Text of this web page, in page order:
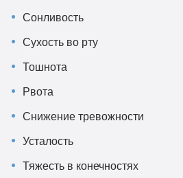
Сонливость
Сухость во рту
Тошнота
Рвота
Снижение тревожности
Усталость
Тяжесть в конечностях